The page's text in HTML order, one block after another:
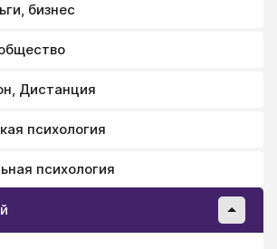
бизнес
Дистанция
психология
психология